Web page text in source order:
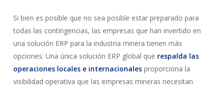
Si bien es posible que no sea posible estar preparado para
todas las contingencias, las empresas que han invertido en
una solución ERP para la industria minera tienen más
opciones. Una única solución ERP global que respalda las
operaciones locales e internacionalesproporciona la
visibilidad operativa que las empresas mineras necesitan